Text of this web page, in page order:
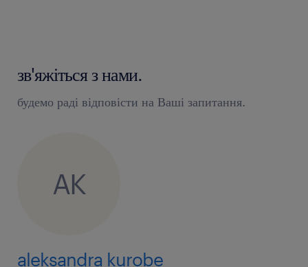
зв'яжіться з нами.
будемо раді відповісти на Ваші запитання.
AK
aleksandra kurobe